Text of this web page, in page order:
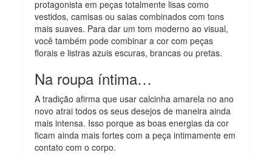
protagonista em peças totalmente lisas como
vestidos, camisas ou saias combinados com tons
mais suaves. Para dar um tom moderno ao visual,
você também pode combinar a cor com peças
florais e listras azuis escuras, brancas ou pretas.
Na roupa íntima…
A tradição afirma que usar calcinha amarela no ano
novo atrai todos os seus desejos de maneira ainda
mais intensa. Isso porque as boas energias da cor
ficam ainda mais fortes com a peça intimamente em
contato com o corpo.